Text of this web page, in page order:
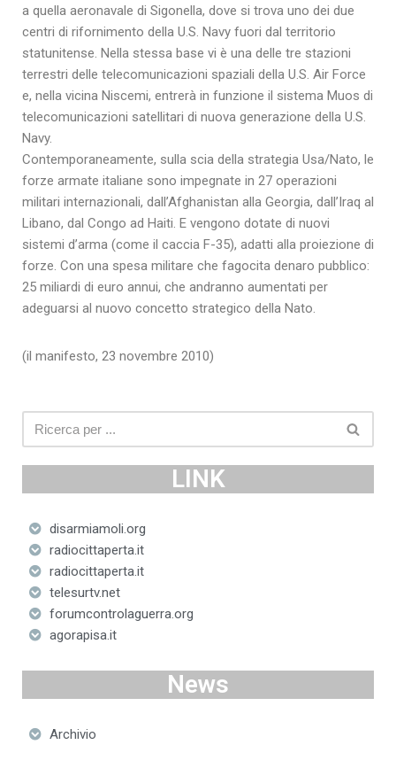
a quella aeronavale di Sigonella, dove si trova uno dei due
centri di rifornimento della U.S. Navy fuori dal territorio
statunitense. Nella stessa base vi è una delle tre stazioni
terrestri delle telecomunicazioni spaziali della U.S. Air Force
e, nella vicina Niscemi, entrerà in funzione il sistema Muos di
telecomunicazioni satellitari di nuova generazione della U.S.
Navy.
Contemporaneamente, sulla scia della strategia Usa/Nato, le
forze armate italiane sono impegnate in 27 operazioni
militari internazionali, dall’Afghanistan alla Georgia, dall’Iraq al
Libano, dal Congo ad Haiti. E vengono dotate di nuovi
sistemi d’arma (come il caccia F-35), adatti alla proiezione di
forze. Con una spesa militare che fagocita denaro pubblico:
25 miliardi di euro annui, che andranno aumentati per
adeguarsi al nuovo concetto strategico della Nato.
(il manifesto, 23 novembre 2010)
LINK
disarmiamoli.org
radiocittaperta.it
radiocittaperta.it
telesurtv.net
forumcontrolaguerra.org
agorapisa.it
News
Archivio